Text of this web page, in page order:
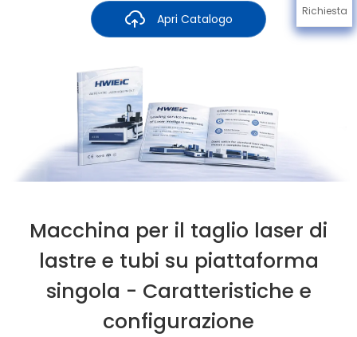
Apri Catalogo
Macchina per il taglio laser di
lastre e tubi su piattaforma
singola - Caratteristiche e
configurazione
Richiesta